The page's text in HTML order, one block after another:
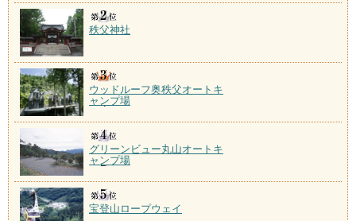
秩父神社
ウッドルーフ奥秩父オートキ
ャンプ場
グリーンビュー丸山オートキ
ャンプ場
宝登山ロープウェイ